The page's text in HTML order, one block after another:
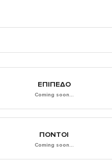
ΕΠΊΠΕΔΟ
Coming soon...
ΠΌΝΤΟΙ
Coming soon...